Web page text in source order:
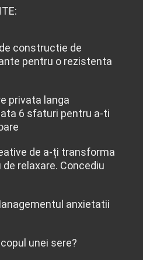
constructie de
pentru o rezistenta
privata langa
6 sfaturi pentru a-ti
de a-ți transforma
relaxare. Concediu
anxietatii
unei sere?